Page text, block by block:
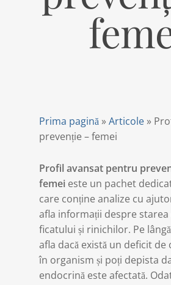
Prima pagină »Articole »
prevenție – femei
Profil avansat pentru
femei este un pachet
care conține analize cu
afla informații despre starea
ficatului și rinichilor. Pe
afla dacă există un deficit de
în organism și poți depista
endocrină este afectată.